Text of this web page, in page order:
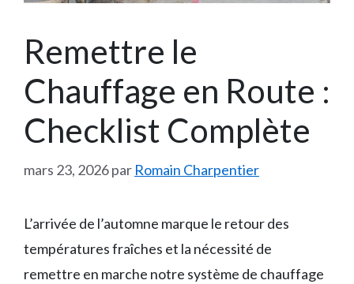
Remettre le
Chauffage en Route :
Checklist Complète
mars 23, 2026par Romain Charpentier
L’arrivée de l’automne marque le retour des
températures fraîches et la nécessité de
remettre en marche notre système de chauffage